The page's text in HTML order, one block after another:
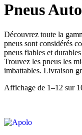
Pneus Auto
Découvrez toute la
pneus sont considérés
pneus fiables et
Trouvez les pneus les
imbattables. Livraison
Affichage de 1–12 sur